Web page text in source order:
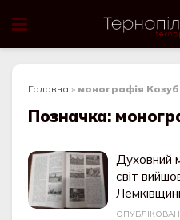
Головна » монографія
Позначка:
Духовний
світ